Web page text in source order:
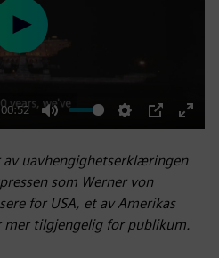
00:52
Mute Settings
PIP
Enter
Play
av uavhengighetserklæringen
som Werner von
for USA, et av Amerikas
tilgjengelig for publikum.